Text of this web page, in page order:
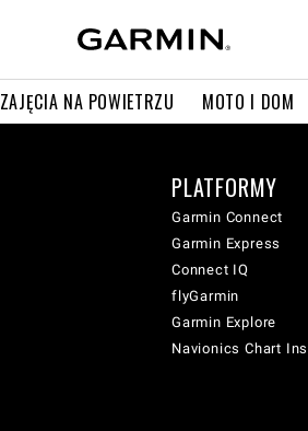
ZAJĘCIA NA POWIETRZU MOTO I DOM
PLATFORMY
Garmin Connect
Garmin Express
Connect IQ
flyGarmin
Garmin Explore
Navionics Chart